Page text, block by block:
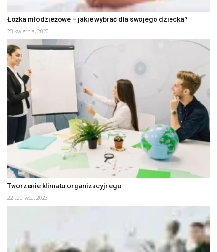
Łóżka młodzieżowe – jakie wybrać dla swojego dziecka?
23 kwietnia, 2020
Tworzenie klimatu organizacyjnego
22 czerwca, 2023